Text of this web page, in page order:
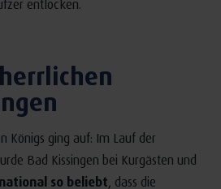
entlocken.
Königs ging auf: Im Lauf der
Bad Kissingen bei Kurgästen und
so beliebt, dass die